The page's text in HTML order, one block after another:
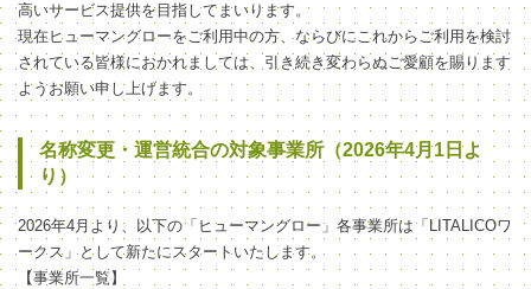
高いサービス提供を目指してまいります。
現在ヒューマングローをご利用中の方、ならびにこれからご利用を検討
されている皆様におかれましては、引き続き変わらぬご愛顧を賜ります
ようお願い申し上げます。
名称変更・運営統合の対象事業所（2026年4月1日よ
り）
2026年4月より、以下の「ヒューマングロー」各事業所は「LITALICOワ
ークス」として新たにスタートいたします。
【事業所一覧】